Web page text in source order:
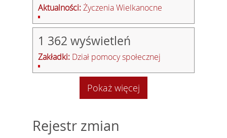
Aktualności:Życzenia Wielkanocne
1 362 wyświetleń
Zakładki: Dział pomocy społecznej
Pokaż więcej
Rejestr zmian